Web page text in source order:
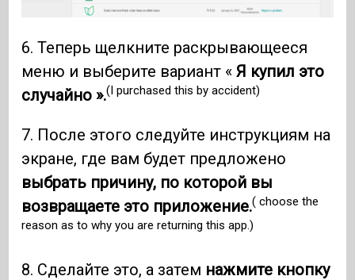
6. Теперь щелкните раскрывающееся
меню и выберите вариант « Я купил это
случайно ».(I purchased this by accident)
7. После этого следуйте инструкциям на
экране, где вам будет предложено
выбрать причину, по которой вы
возвращаете это приложение.( choose the
reason as to why you are returning this app.)
8. Сделайте это, а затем нажмите кнопку